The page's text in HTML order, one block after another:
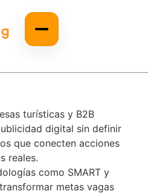
turísticas y B2B
digital sin definir
que conecten acciones
reales.
como SMART y
metas vagas